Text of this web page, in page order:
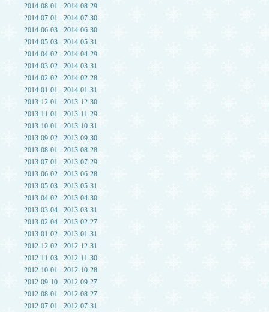
2014-08-01 - 2014-08-29
2014-07-01 - 2014-07-30
2014-06-03 - 2014-06-30
2014-05-03 - 2014-05-31
2014-04-02 - 2014-04-29
2014-03-02 - 2014-03-31
2014-02-02 - 2014-02-28
2014-01-01 - 2014-01-31
2013-12-01 - 2013-12-30
2013-11-01 - 2013-11-29
2013-10-01 - 2013-10-31
2013-09-02 - 2013-09-30
2013-08-01 - 2013-08-28
2013-07-01 - 2013-07-29
2013-06-02 - 2013-06-28
2013-05-03 - 2013-05-31
2013-04-02 - 2013-04-30
2013-03-04 - 2013-03-31
2013-02-04 - 2013-02-27
2013-01-02 - 2013-01-31
2012-12-02 - 2012-12-31
2012-11-03 - 2012-11-30
2012-10-01 - 2012-10-28
2012-09-10 - 2012-09-27
2012-08-01 - 2012-08-27
2012-07-01 - 2012-07-31